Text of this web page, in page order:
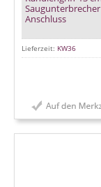
Anschluss
Lieferzeit: KW36